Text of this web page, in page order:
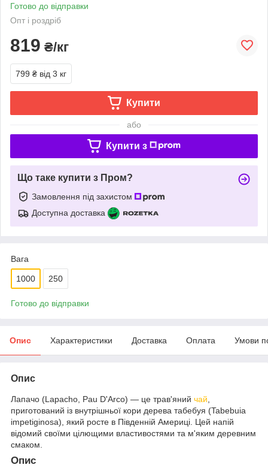
Готово до відправки
Опт і роздріб
819 ₴/кг
799 ₴ від 3 кг
Купити
або
Купити з
Що таке купити з Пром?
Замовлення під захистом
Доступна доставка
Вага
1000 250
Готово до відправки
Опис Характеристики Доставка Оплата Умови
Опис
Лапачо (Lapacho, Pau D'Arco) — це трав'яний чай
приготований із внутрішньої кори дерева табебуя (Tabebuia
impetiginosa), який росте в Південній Америці. Цей напій
відомий своїми цілющими властивостями та м'яким деревним
смаком.
Опис